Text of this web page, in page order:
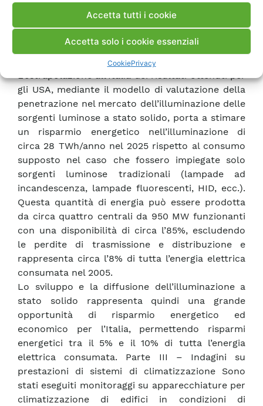
Accetta tutti i cookie
Accetta solo i cookie essenziali
CookiePrivacy
promuovere la produzione e diffusione della
illuminazione a stato solido anche in Italia.
determinare dei filoni di ricerca, andrebbero
identificate le industrie interessate.
L’estrapolazione all’Italia dei risultati ottenuti per
gli USA, mediante il modello di valutazione della
penetrazione nel mercato dell’illuminazione delle
sorgenti luminose a stato solido, porta a stimare
un risparmio energetico nell’illuminazione di
circa 28 TWh/anno nel 2025 rispetto al consumo
supposto nel caso che fossero impiegate solo
sorgenti luminose tradizionali (lampade ad
incandescenza, lampade fluorescenti, HID, ecc.).
Questa quantità di energia può essere prodotta
da circa quattro centrali da 950 MW funzionanti
con una disponibilità di circa l’85%, escludendo
le perdite di trasmissione e distribuzione e
rappresenta circa l’8% di tutta l’energia elettrica
consumata nel 2005.
Lo sviluppo e la diffusione dell’illuminazione a
stato solido rappresenta quindi una grande
opportunità di risparmio energetico ed
economico per l’Italia, permettendo risparmi
energetici tra il 5% e il 10% di tutta l’energia
elettrica consumata. Parte III – Indagini su
prestazioni di sistemi di climatizzazione Sono
stati eseguiti monitoraggi su apparecchiature per
climatizzazione di edifici in condizioni di